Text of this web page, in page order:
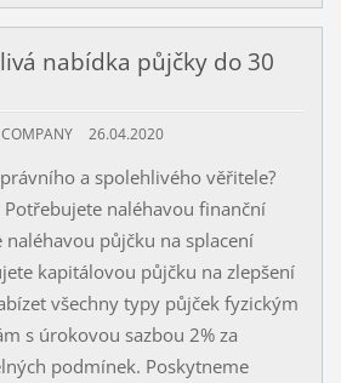
nabídka půjčky do 30
26.04.2020
a spolehlivého věřitele?
naléhavou finanční
naléhavou půjčku na splacení
kapitálovou půjčku na zlepšení
všechny typy půjček fyzickým
s úrokovou sazbou 2% za
podmínek. Poskytneme